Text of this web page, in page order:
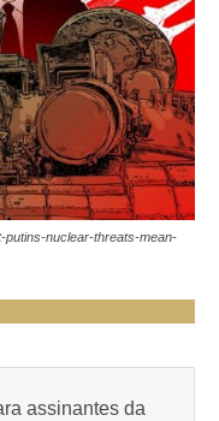
putins-nuclear-threats-mean-
assinantes da